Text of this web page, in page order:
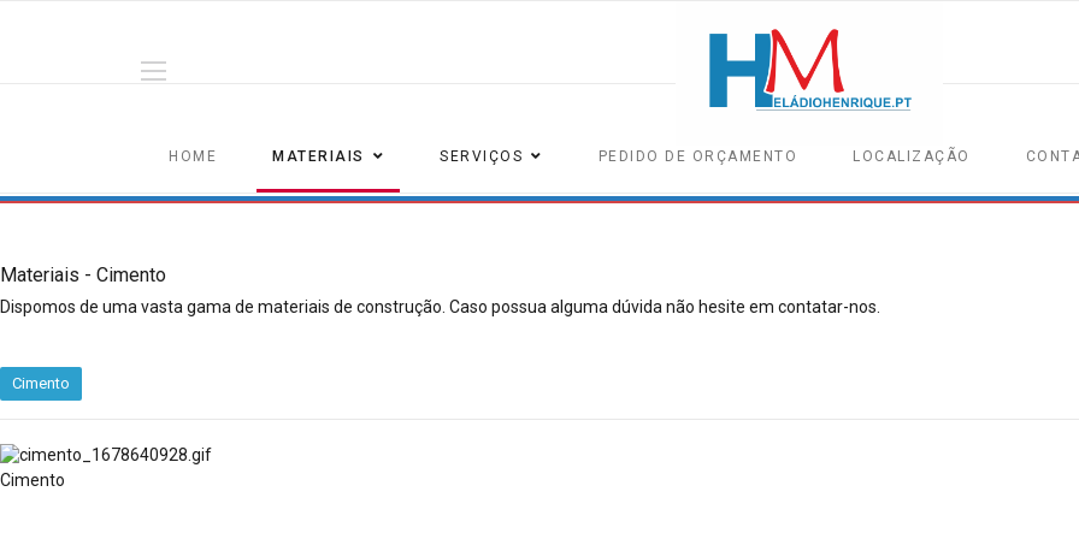
HOME MATERIAIS SERVIÇOS PEDIDO DE ORÇAMENTO LOCALIZAÇÃO
Materiais - Cimento
Dispomos de uma vasta gama de materiais de construção. Caso possua alguma dúvida não hesite em contatar-nos.
Cimento
Cimento